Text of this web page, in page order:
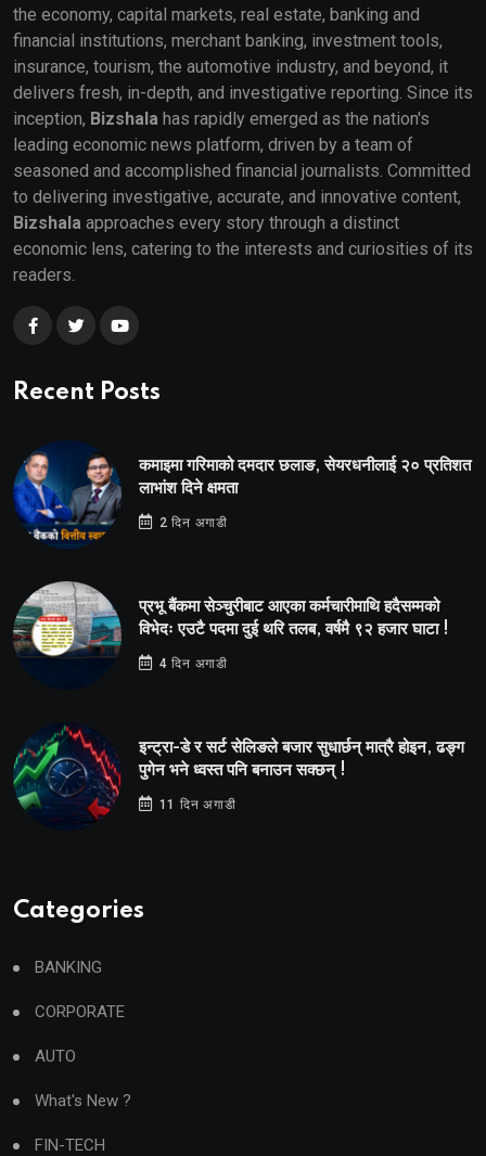
the economy, capital markets, real estate, banking and
financial institutions, merchant banking, investment tools,
insurance, tourism, the automotive industry, and beyond, it
delivers fresh, in-depth, and investigative reporting. Since its
inception, Bizshala has rapidly emerged as the nation's
leading economic news platform, driven by a team of
seasoned and accomplished financial journalists. Committed
to delivering investigative, accurate, and innovative content,
Bizshala approaches every story through a distinct
economic lens, catering to the interests and curiosities of its
readers.
Recent Posts
कमाइमा गरिमाको दमदार छलाङ, सेयरधनीलाई २० प्रतिशत
लाभांश दिने क्षमता
2 दिन अगाडी
प्रभू बैंकमा सेञ्चुरीबाट आएका कर्मचारीमाथि हदैसम्मको
विभेदः एउटै पदमा दुई थरि तलब, वर्षमै ९२ हजार घाटा !
4 दिन अगाडी
इन्ट्रा-डे र सर्ट सेलिङले बजार सुधार्छन् मात्रै होइन, ढङ्ग
पुगेन भने ध्वस्त पनि बनाउन सक्छन् !
11 दिन अगाडी
Categories
BANKING
CORPORATE
AUTO
What's New ?
FIN-TECH